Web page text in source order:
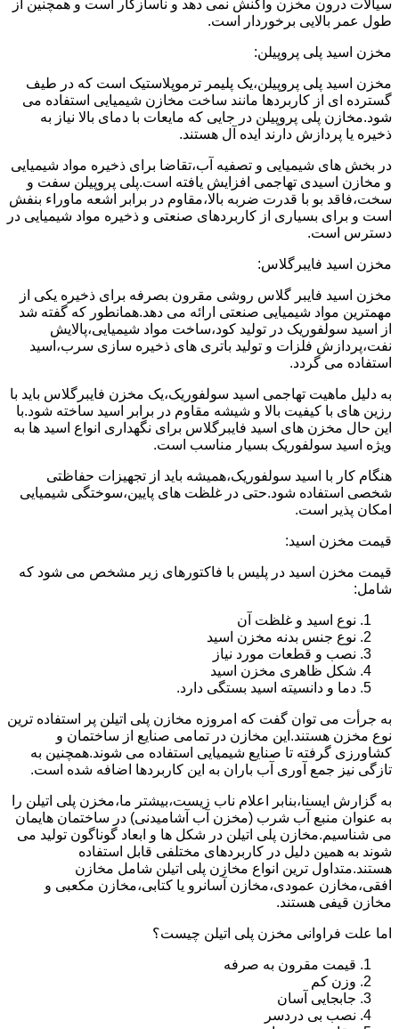
سیالات درون مخزن واکنش نمی دهد و ناسازگار است و همچنین از
طول عمر بالایی برخوردار است.
مخزن اسید پلی پروپیلن:
مخزن اسید پلی پروپیلن،یک پلیمر ترموپلاستیک است که در طیف
گسترده ای از کاربردها مانند ساخت مخازن شیمیایی استفاده می
شود.مخازن پلی پروپیلن در جایی که مایعات با دمای بالا نیاز به
ذخیره یا پردازش دارند ایده آل هستند.
در بخش های شیمیایی و تصفیه آب،تقاضا برای ذخیره مواد شیمیایی
و مخازن اسیدی تهاجمی افزایش یافته است.پلی پروپیلن سفت و
سخت،فاقد بو با قدرت ضربه بالا،مقاوم در برابر اشعه ماوراء بنفش
است و برای بسیاری از کاربردهای صنعتی و ذخیره مواد شیمیایی در
دسترس است.
مخزن اسید فایبرگلاس:
مخزن اسید فایبر گلاس روشی مقرون بصرفه برای ذخیره یکی از
مهمترین مواد شیمیایی صنعتی ارائه می دهد.همانطور که گفته شد
از اسید سولفوریک در تولید کود،ساخت مواد شیمیایی،پالایش
نفت،پردازش فلزات و تولید باتری های ذخیره سازی سرب،اسید
استفاده می گردد.
به دلیل ماهیت تهاجمی اسید سولفوریک،یک مخزن فایبرگلاس باید با
رزین های با کیفیت بالا و شیشه مقاوم در برابر اسید ساخته شود.با
این حال مخزن های اسید فایبرگلاس برای نگهداری انواع اسید ها به
ویژه اسید سولفوریک بسیار مناسب است.
هنگام کار با اسید سولفوریک،همیشه باید از تجهیزات حفاظتی
شخصی استفاده شود.حتی در غلظت های پایین،سوختگی شیمیایی
امکان پذیر است.
قیمت مخزن اسید:
قیمت مخزن اسید در پلیس با فاکتورهای زیر مشخص می شود که
شامل:
نوع اسید و غلظت آن
نوع جنس بدنه مخزن اسید
نصب و قطعات مورد نیاز
شکل ظاهری مخزن اسید
دما و دانسیته اسید بستگی دارد.
به جرأت می توان گفت که امروزه مخازن پلی اتیلن پر استفاده ترین
نوع مخزن هستند.این مخازن در تمامی صنایع از ساختمان و
کشاورزی گرفته تا صنایع شیمیایی استفاده می شوند.همچنین به
تازگی نیز جمع آوری آب باران به این کاربردها اضافه شده است.
به گزارش ایسنا،بنابر اعلام ناب زیست،بیشتر ما،مخزن پلی اتیلن را
به عنوان منبع آب شرب (مخزن آب آشامیدنی) در ساختمان هایمان
می شناسیم.مخازن پلی اتیلن در شکل ها و ابعاد گوناگون تولید می
شوند به همین دلیل در کاربردهای مختلفی قابل استفاده
هستند.متداول ترین انواع مخازن پلی اتیلن شامل مخازن
افقی،مخازن عمودی،مخازن آسانرو یا کتابی،مخازن مکعبی و
مخازن قیفی هستند.
اما علت فراوانی مخزن پلی اتیلن چیست؟
قیمت مقرون به صرفه
وزن کم
جابجایی آسان
نصب بی دردسر